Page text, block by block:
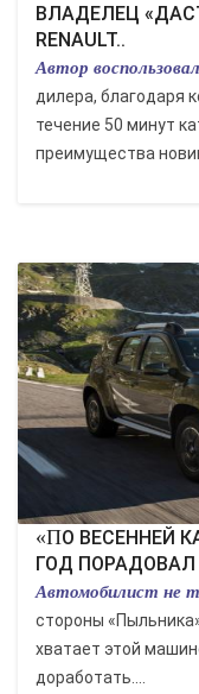
ВЛАДЕЛЕЦ
RENAULT..
Автор
дилера, благодаря
течение 50 минут
преимущества
«ПО ВЕСЕННЕЙ КАШЕ ПРЕТ УВЕРЕННО»: ЧЕМ ЗА
ГОД ПОРАДОВАЛ
Автомобилист не
стороны
хватает этой
доработать....